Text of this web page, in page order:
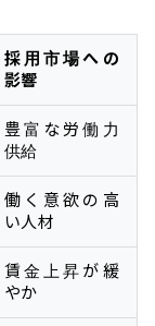
採用市場への
影響
豊富な労働力
供給
働く意欲の高
い人材
賃金上昇が緩
やか